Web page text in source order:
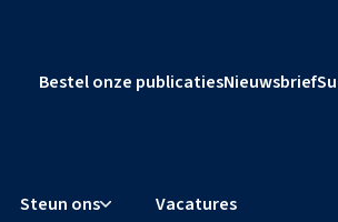
Bestel onze publicatiesNieuwsbrief
Steun ons Vacatures